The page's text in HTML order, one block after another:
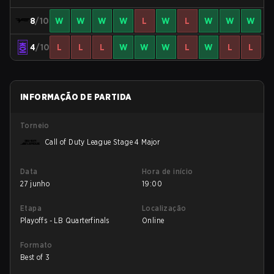
8/10 W W W W L W L W W W
4/10 L L L W W W L W L L
INFORMAÇÃO DE PARTIDA
Torneio
Call of Duty League Stage 4 Major
Data
27 junho
Hora de início
19:00
Etapa
Playoffs - LB Quarterfinals
Localização
Online
Formato
Best of 3